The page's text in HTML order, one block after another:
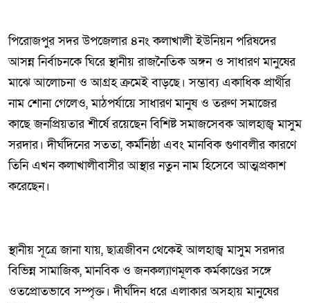
পিরোজপুর সদর উপজেলার ৪নং কলাখালী ইউনিয়ন পরিষদের
আসন্ন নির্বাচনকে ঘিরে স্থানীয় রাজনৈতিক অঙ্গন ও সাধারণ মানুষের
মাঝে আলোচনা ও আগ্রহ ক্রমেই বাড়ছে। সম্ভাব্য একাধিক প্রার্থীর
নাম শোনা গেলেও, মাঠপর্যায়ে সাধারণ মানুষ ও তরুণ সমাজের
কাছে জনপ্রিয়তার শীর্ষে রয়েছেন বিশিষ্ট সমাজসেবক আলহাজ্ব মাসুম
সরদার। দীর্ঘদিনের সততা, কর্মনিষ্ঠা এবং মানবিক গুণাবলীর কারণে
তিনি এখন কলাখালীবাসীর আস্থার নতুন নাম হিসেবে আত্মপ্রকাশ
করেছেন।
স্থানীয় সূত্রে জানা যায়, ছাত্রজীবন থেকেই আলহাজ্ব মাসুম সরদার
বিভিন্ন সামাজিক, মানবিক ও জনকল্যাণমূলক কর্মকাণ্ডের সঙ্গে
ওতপ্রোতভাবে সম্পৃক্ত। দীর্ঘদিন ধরে এলাকার অসহায় মানুষের